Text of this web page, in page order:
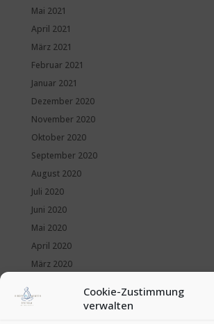
Cookie-Zustimmung
verwalten
Mai 2021
April 2021
März 2021
Februar 2021
Januar 2021
Dezember 2020
November 2020
Oktober 2020
September 2020
August 2020
Juli 2020
Juni 2020
Mai 2020
April 2020
März 2020
Januar 2020